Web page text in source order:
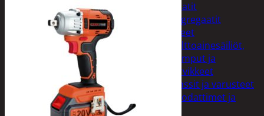
aggregaatit
Aggregaatit
Lisälaitteet
Polttoainesäiliöt,
pumput ja
tarvikkeet
Vinssit ja varusteet
Öljyt, suodattimet ja